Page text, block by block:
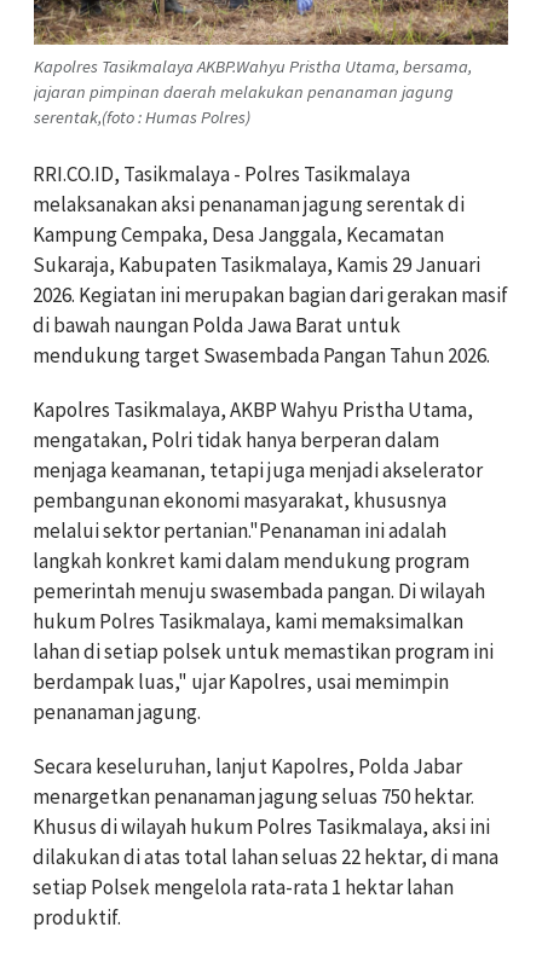
Kapolres Tasikmalaya AKBP.Wahyu Pristha Utama, bersama,
jajaran pimpinan daerah melakukan penanaman jagung
serentak,(foto : Humas Polres)
RRI.CO.ID, Tasikmalaya - Polres Tasikmalaya
melaksanakan aksi penanaman jagung serentak di
Kampung Cempaka, Desa Janggala, Kecamatan
Sukaraja, Kabupaten Tasikmalaya, Kamis 29 Januari
2026. Kegiatan ini merupakan bagian dari gerakan masif
di bawah naungan Polda Jawa Barat untuk
mendukung target Swasembada Pangan Tahun 2026.
Kapolres Tasikmalaya, AKBP Wahyu Pristha Utama,
mengatakan, Polri tidak hanya berperan dalam
menjaga keamanan, tetapi juga menjadi akselerator
pembangunan ekonomi masyarakat, khususnya
melalui sektor pertanian."Penanaman ini adalah
langkah konkret kami dalam mendukung program
pemerintah menuju swasembada pangan. Di wilayah
hukum Polres Tasikmalaya, kami memaksimalkan
lahan di setiap polsek untuk memastikan program ini
berdampak luas," ujar Kapolres, usai memimpin
penanaman jagung.
Secara keseluruhan, lanjut Kapolres, Polda Jabar
menargetkan penanaman jagung seluas 750 hektar.
Khusus di wilayah hukum Polres Tasikmalaya, aksi ini
dilakukan di atas total lahan seluas 22 hektar, di mana
setiap Polsek mengelola rata-rata 1 hektar lahan
produktif.